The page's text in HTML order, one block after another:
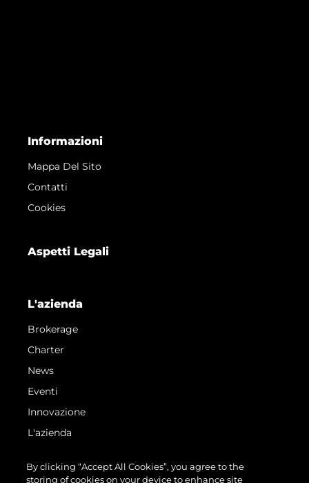
Informazioni
Mappa Del Sito
Contatti
Cookies
Aspetti Legali
L'azienda
Brokerage
Charter
News
Eventi
Innovazione
L'azienda
Lifestyle
By clicking “Accept All Cookies”, you agree to the
storing of cookies on your device to enhance site